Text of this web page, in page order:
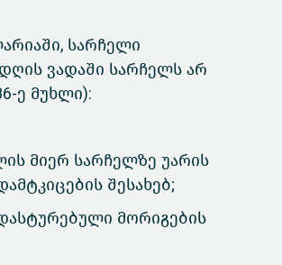
სარჩელი
ვადაში სარჩელს არ
ე მუხლი):
მიერ სარჩელზე უარის
შესახებ;
მორიგების